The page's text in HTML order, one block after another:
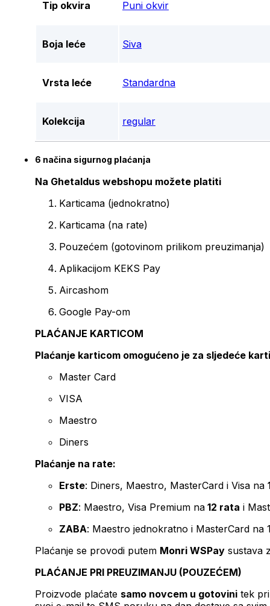
Tip okvira Puni okvir
Boja leće Siva
Vrsta leće Standardna
Kolekcija regular
6 načina sigurnog plaćanja
Na Ghetaldus webshopu možete platiti
Karticama (jednokratno)
Karticama (na rate)
Pouzećem (gotovinom prilikom preuzimanja)
Aplikacijom KEKS Pay
Aircashom
Google Pay-om
PLAĆANJE KARTICOM
Plaćanje karticom omogućeno je za sljedeće
Master Card
VISA
Maestro
Diners
Plaćanje na rate:
Erste: Diners, Maestro, MasterCard i Visa na
PBZ: Maestro, Visa Premium na 12 rata i
ZABA: Maestro jednokratno i MasterCard na
Plaćanje se provodi putem Monri WSPay sustava
PLAĆANJE PRI PREUZIMANJU (POUZEĆEM)
Proizvode plaćate samo novcem u gotovini tek